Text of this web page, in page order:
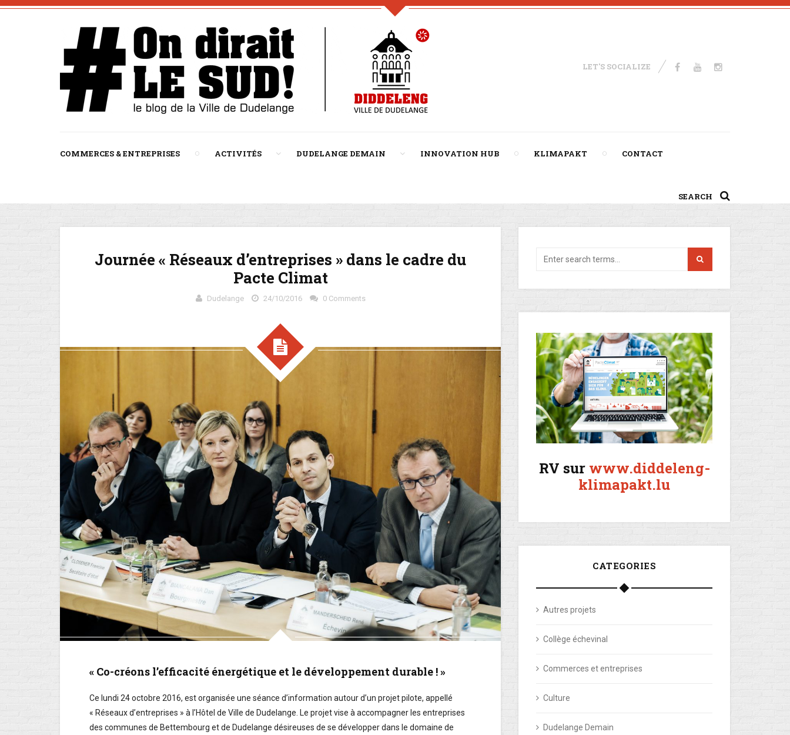
LET'S SOCIALIZE
COMMERCES & ENTREPRISES ACTIVITÉS DUDELANGE DEMAIN INNOVATION HUB KLIMAPAKT CONTACT
SEARCH
Journée « Réseaux d’entreprises » dans le cadre du
Pacte Climat
Dudelange 24/10/2016 0 Comments
« Co-créons l’efficacité énergétique et le développement durable ! »
Ce lundi 24 octobre 2016, est organisée une séance d’information autour d’un projet pilote, appellé
« Réseaux d’entreprises » à l’Hôtel de Ville de Dudelange. Le projet vise à accompagner les entreprises
des communes de Bettembourg et de Dudelange désireuses de se développer dans le domaine de
RV sur www.diddeleng-
klimapakt.lu
CATEGORIES
Autres projets
Collège échevinal
Commerces et entreprises
Culture
Dudelange Demain